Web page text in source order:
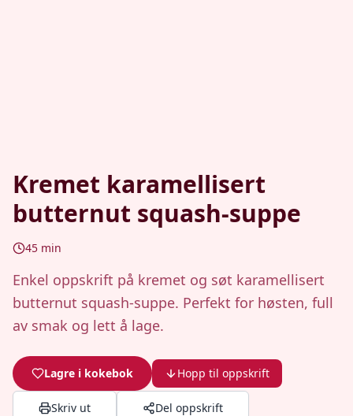
Kremet karamellisert
butternut squash-suppe
45 min
Enkel oppskrift på kremet og søt karamellisert
butternut squash-suppe. Perfekt for høsten, full
av smak og lett å lage.
Lagre i kokebok Hopp til oppskrift
Skriv ut Del oppskrift